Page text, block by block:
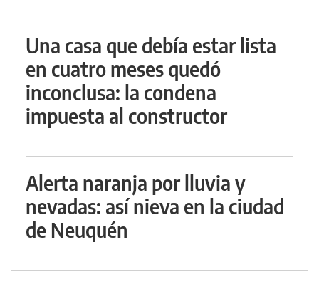
Una casa que debía estar lista
en cuatro meses quedó
inconclusa: la condena
impuesta al constructor
Alerta naranja por lluvia y
nevadas: así nieva en la ciudad
de Neuquén